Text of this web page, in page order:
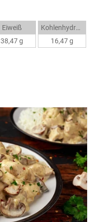
Eiweiß
38,47 g
Kohlenhydrate
16,47 g